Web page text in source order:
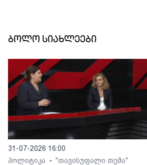
ბოლო სიახლეები
31-07-2026 16:00
პოლიტიკა
• "თავისუფალი თემა"